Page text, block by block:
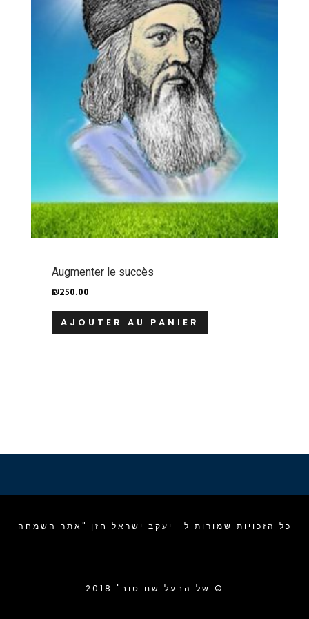
Augmenter le succès
₪250.00
AJOUTER AU PANIER
כל הזכויות שמורות ל- יעקב ישראל חזן "אתר השמחה
של הבעל שם טוב" 2018 ©